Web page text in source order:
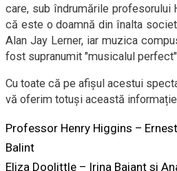
care, sub îndrumările profesorului
că este o doamnă din înalta
Alan Jay Lerner, iar muzica
fost supranumit "musicalul
Cu toate că pe afișul acestui
vă oferim totuși această
Professor Henry Higgins –
Balint
Eliza Doolittle – Irina Baiant si